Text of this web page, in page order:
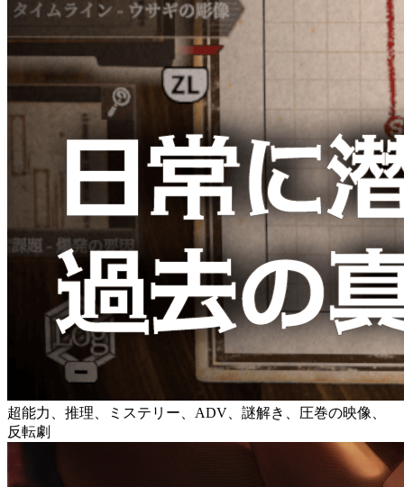
超能力、推理、ミステリー、ADV、謎解き、圧巻の映像、
反転劇